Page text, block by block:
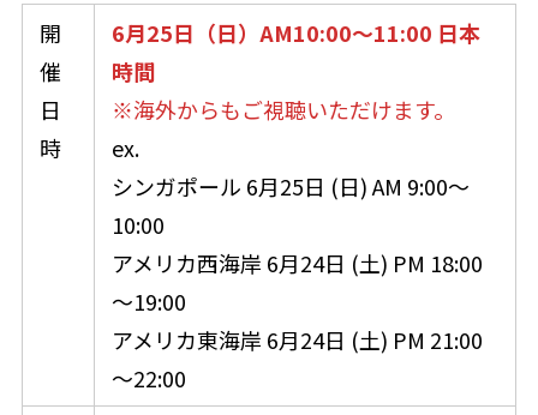
開
催
日
時
6月25日（日）AM10:00～11:00 日本
時間
※海外からもご視聴いただけます。
ex.
シンガポール 6月25日 (日) AM 9:00～
10:00
アメリカ西海岸 6月24日 (土) PM 18:00
～19:00
アメリカ東海岸 6月24日 (土) PM 21:00
～22:00